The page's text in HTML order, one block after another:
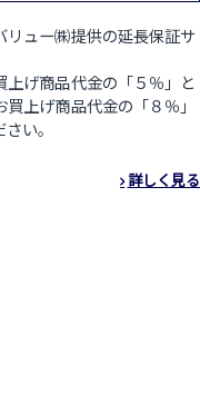
ュー㈱提供の延長保証サ
上げ商品代金の「５％」と
上げ商品代金の「８％」
い。
詳しく見る